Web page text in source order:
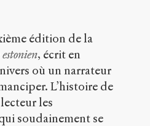
édition de la
, écrit en
où un narrateur
L’histoire de
les
soudainement se